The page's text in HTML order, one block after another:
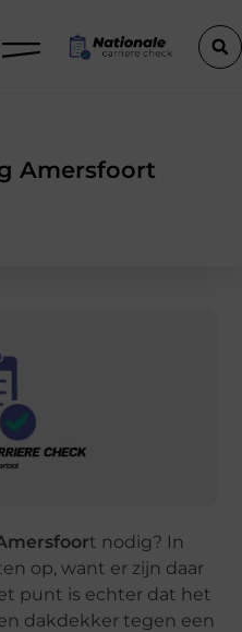
Amersfoort
t nodig? In
op, want er zijn daar
punt is echter dat het
dakdekker tegen een